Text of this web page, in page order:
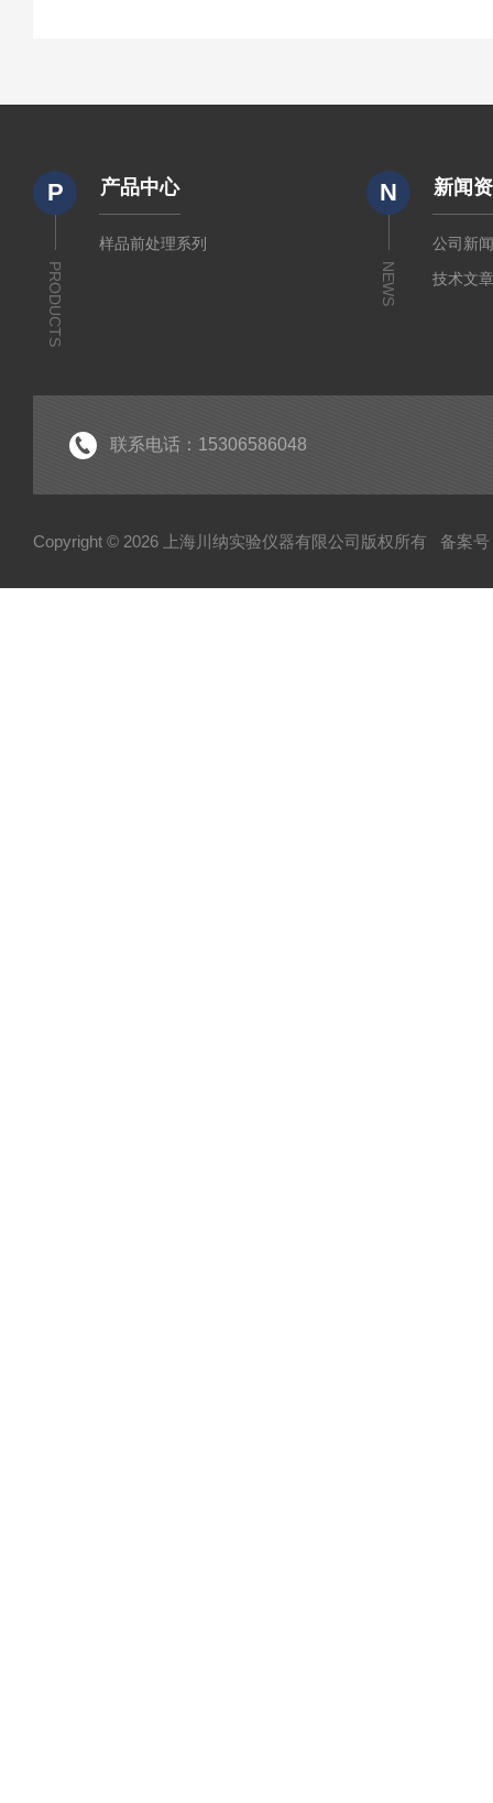
P
PRODUCTS
产品中心
样品前处理系列
N
NEWS
新闻
公司新
技术文
联系电话：15306586048
Copyright © 2026 上海川纳实验仪器有限公司版权所有 备案号